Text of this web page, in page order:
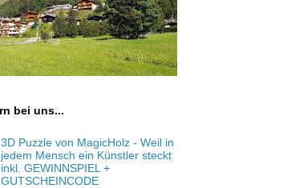
bei uns...
3D Puzzle von MagicHolz - Weil in
jedem Mensch ein Künstler steckt
inkl. GEWINNSPIEL +
GUTSCHEINCODE